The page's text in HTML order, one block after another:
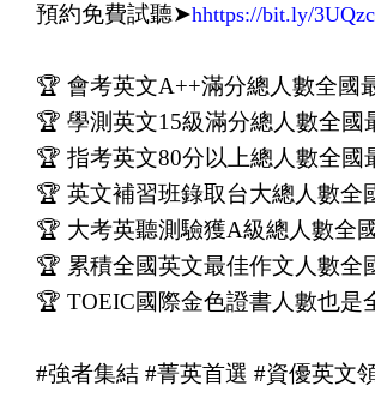
預約免費試聽➤hhttps://bit.ly/
🏆 會考英文A++滿分總人數全國
🏆 學測英文15級滿分總人數全國
🏆 指考英文80分以上總人數全國
🏆 英文補習班錄取台大總人數全
🏆 大考英聽測驗獲A級總人數全
🏆 累積全國英文最佳作文人數全
🏆 TOEIC國際金色證書人數也是
#強者集結 #菁英首選 #資優英文